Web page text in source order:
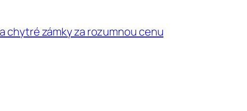
chytré zámky za rozumnou cenu